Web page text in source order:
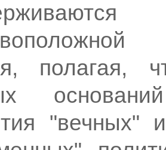
полагая,
"вечных"